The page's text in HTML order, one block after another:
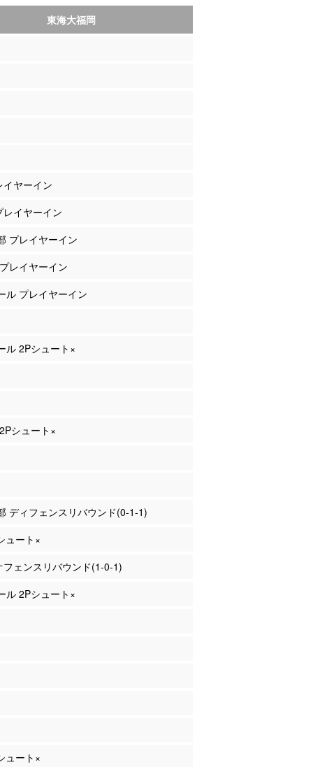
東海大福岡
ヤーイン
イヤーイン
プレイヤーイン
レイヤーイン
ル プレイヤーイン
ル 2Pシュート×
シュート×
ディフェンスリバウンド(0-1-1)
ュート×
フェンスリバウンド(1-0-1)
ル 2Pシュート×
ュート×